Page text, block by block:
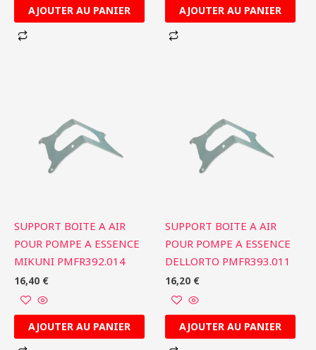
AJOUTER AU PANIER AJOUTER AU PANIER
SUPPORT BOITE A AIR
POUR POMPE A ESSENCE
MIKUNI PMFR392.014
16,40 €
AJOUTER AU PANIER
SUPPORT BOITE A AIR
POUR POMPE A ESSENCE
DELLORTO PMFR393.011
16,20 €
AJOUTER AU PANIER